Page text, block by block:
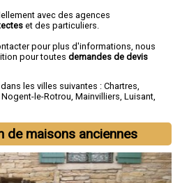
avec des agences
et des particuliers.
pour plus d'informations, nous
pour toutes demandes de devis
les villes suivantes : Chartres,
Nogent-le-Rotrou, Mainvilliers, Luisant,
de maisons anciennes